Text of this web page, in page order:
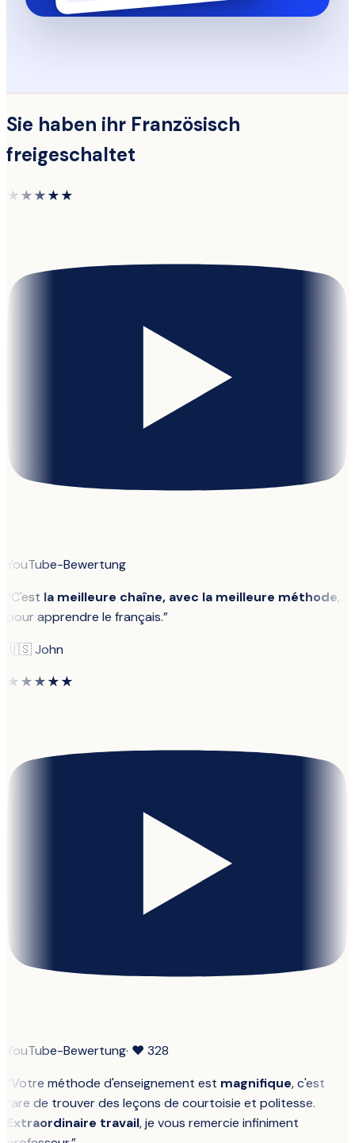
Sie haben ihr Französisch
freigeschaltet
★★★★★
YouTube-Bewertung
C'est la meilleure chaîne, avec la meilleure méthode,
pour apprendre le français.”
🇺🇸John
★★★★★
YouTube-Bewertung· ❤ 328
Votre méthode d'enseignement est magnifique, c'est
rare de trouver des leçons de courtoisie et politesse.
Extraordinaire travail, je vous remercie infiniment